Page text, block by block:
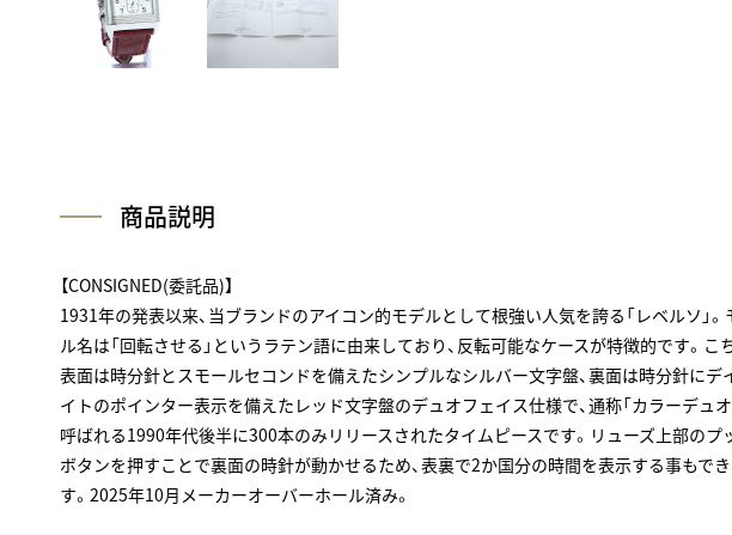
商品説明
【CONSIGNED(委託品)】
1931年の発表以来、当ブランドのアイコン的モデルとして根強い人気を誇る「レベルソ」。
ル名は「回転させる」というラテン語に由来しており、反転可能なケースが特徴的です。こ
表面は時分針とスモールセコンドを備えたシンプルなシルバー文字盤、裏面は時分針にデ
イトのポインター表示を備えたレッド文字盤のデュオフェイス仕様で、通称「カラーデュオ
呼ばれる1990年代後半に300本のみリリースされたタイムピースです。リューズ上部のプ
ボタンを押すことで裏面の時針が動かせるため、表裏で2か国分の時間を表示する事もで
す。2025年10月メーカーオーバーホール済み。